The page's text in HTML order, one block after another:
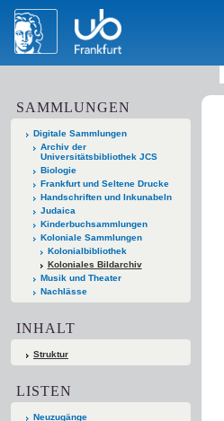
SAMMLUNGEN
Digitale Sammlungen
Archiv der
Universitätsbibliothek JCS
Biologie
Frankfurt und Seltene Drucke
Handschriften und Inkunabeln
Judaica
Kinderbuchsammlungen
Koloniale Sammlungen
Kolonialbibliothek
Koloniales Bildarchiv
Musik und Theater
Nachlässe
INHALT
Struktur
LISTEN
Neuzugänge